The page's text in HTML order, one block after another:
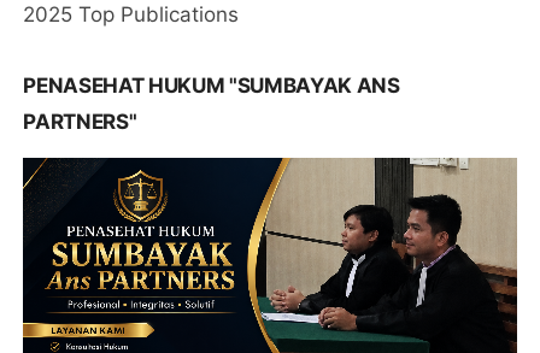
2025 Top Publications
PENASEHAT HUKUM "SUMBAYAK ANS
PARTNERS"